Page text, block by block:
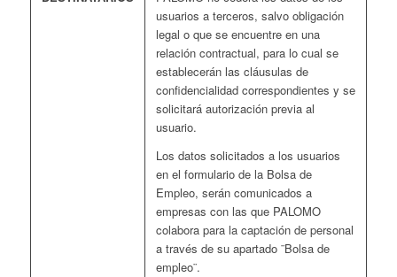
usuarios a terceros, salvo obligación
legal o que se encuentre en una
relación contractual, para lo cual se
establecerán las cláusulas de
confidencialidad correspondientes y se
solicitará autorización previa al
usuario.
Los datos solicitados a los usuarios
en el formulario de la Bolsa de
Empleo, serán comunicados a
empresas con las que PALOMO
colabora para la captación de personal
a través de su apartado ¨Bolsa de
empleo¨.